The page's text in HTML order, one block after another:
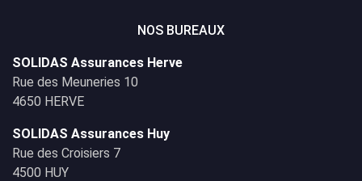
NOS BUREAUX
SOLIDAS Assurances Herve
Rue des Meuneries 10
4650 HERVE
SOLIDAS Assurances Huy
Rue des Croisiers 7
4500 HUY